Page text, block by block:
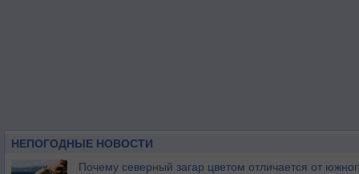
НЕПОГОДНЫЕ НОВОСТИ
Почему северный загар цветом отличается от